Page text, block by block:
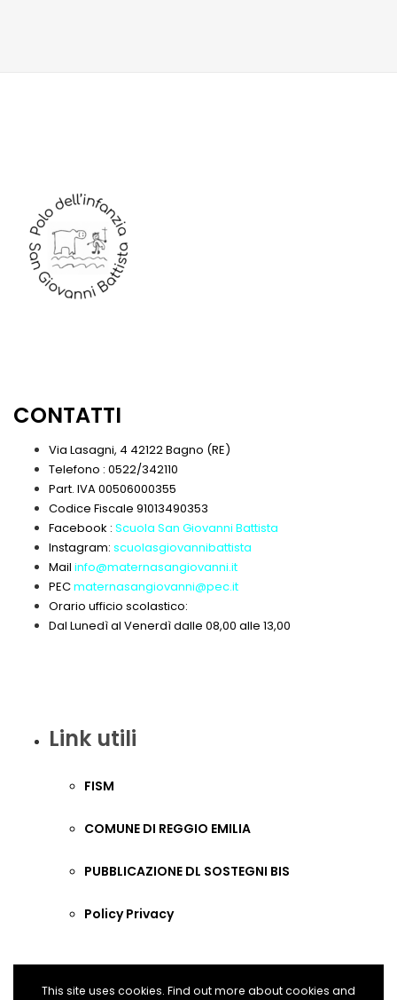
CONTATTI
Via Lasagni, 4 42122 Bagno (RE)
Telefono : 0522/342110
Part. IVA 00506000355
Codice Fiscale 91013490353
Facebook : Scuola San Giovanni Battista
Instagram: scuolasgiovannibattista
Mail info@maternasangiovanni.it
PECmaternasangiovanni@pec.it
Orario ufficio scolastico:
Dal Lunedì al Venerdì dalle 08,00 alle 13,00
Link utili
FISM
COMUNE DI REGGIO EMILIA
PUBBLICAZIONE DL SOSTEGNI BIS
Policy Privacy
This site uses cookies. Find out more about cookies and